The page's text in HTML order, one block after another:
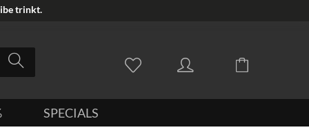
trinkt.
SPECIALS